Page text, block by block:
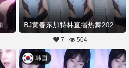
AfreecaTV金牛奶表情热舞加特林20250715舞蹈剪辑 BJ黄春东加特林直播热舞20250714舞蹈剪辑
7 504
韩国